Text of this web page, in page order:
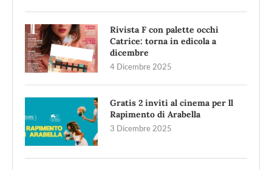
Rivista F con palette occhi
Catrice: torna in edicola a
dicembre
4 Dicembre 2025
Gratis 2 inviti al cinema per ll
Rapimento di Arabella
3 Dicembre 2025